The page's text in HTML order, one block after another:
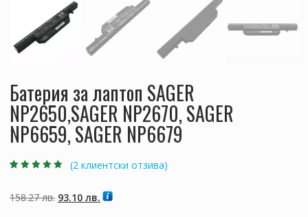
Батерия за лаптоп SAGER
NP2650,SAGER NP2670, SAGER
NP6659, SAGER NP6679
базирано на
потребителски
(2 клиентски отзива)
158.27лв. Original
93.10 лв.Текущата